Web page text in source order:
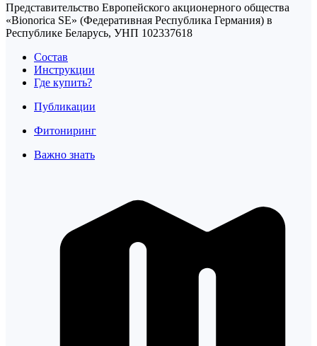
Представительство Европейского акционерного общества
«Bionorica SE» (Федеративная Республика Германия) в
Республике Беларусь, УНП 102337618
Состав
Инструкции
Где купить?
Публикации
Фитониринг
Важно знать